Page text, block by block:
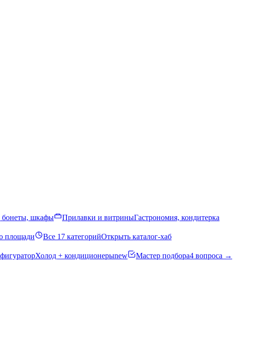
бонеты, шкафы Прилавки и витриныГастрономия, кондитерка
площади Все 17 категорийОткрыть каталог-хаб
Холод + кондиционерыnew Мастер подбора4 вопроса →